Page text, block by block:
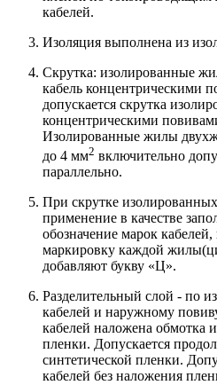
кабелей.
Изоляция выполнена из
Скрутка: изолированные
кабель концентрическими
допускается скрутка
концентрическими
Изолированные жилы
до 4 мм2 включительно
параллельно.
При скрутке
применение в качестве
обозначение марок
маркировку каждой
добавляют букву «Ц».
Разделительный слой - по
кабелей и наружному
кабелей наложена обмотка
пленки. Допускается
синтетической пленки.
кабелей без наложения